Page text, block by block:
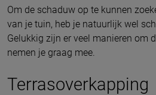
Om de schaduw op te kunnen
van je tuin, heb je natuurlijk wel
Gelukkig zijn er veel manieren om
nemen je graag mee.
Terrasoverkapping